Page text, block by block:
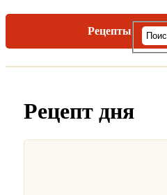
Рецепты
Рецепт дня